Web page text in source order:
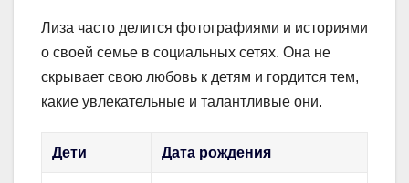
Лиза часто делится фотографиями и историями
о своей семье в социальных сетях. Она не
скрывает свою любовь к детям и гордится тем,
какие увлекательные и талантливые они.
Дети Дата рождения